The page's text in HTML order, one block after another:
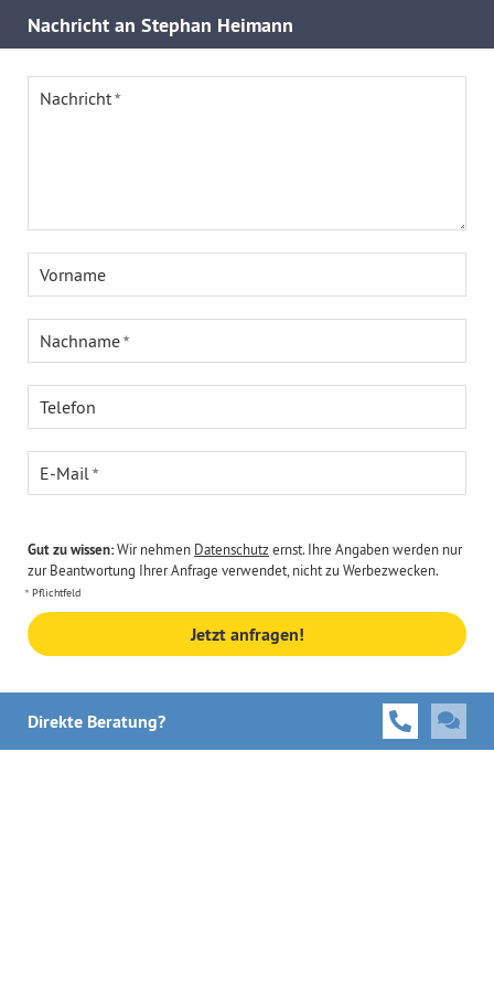
Nachricht an Stephan Heimann
Nachricht
Vorname
Nachname
Telefon
E-Mail
Gut zu wissen:Wir nehmen Datenschutzernst. Ihre Angaben werden nur
zur Beantwortung Ihrer Anfrage verwendet, nicht zu Werbezwecken.
Pflichtfeld
Jetzt anfragen!
Direkte Beratung?